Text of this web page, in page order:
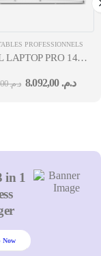
3-
PROFESSIONNELS
LAPTOP PRO 14
SSD UBUNTU د.م.9.520,00 د.م.8.092,00
in 1
Now